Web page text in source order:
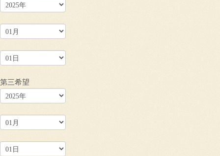
第三希望